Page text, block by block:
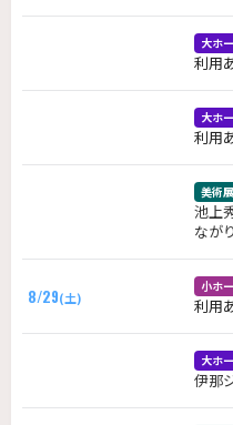
大ホ
利用
大ホ
利用
美術
池上
なが
8/29(土)
小ホ
利用
大ホ
伊那